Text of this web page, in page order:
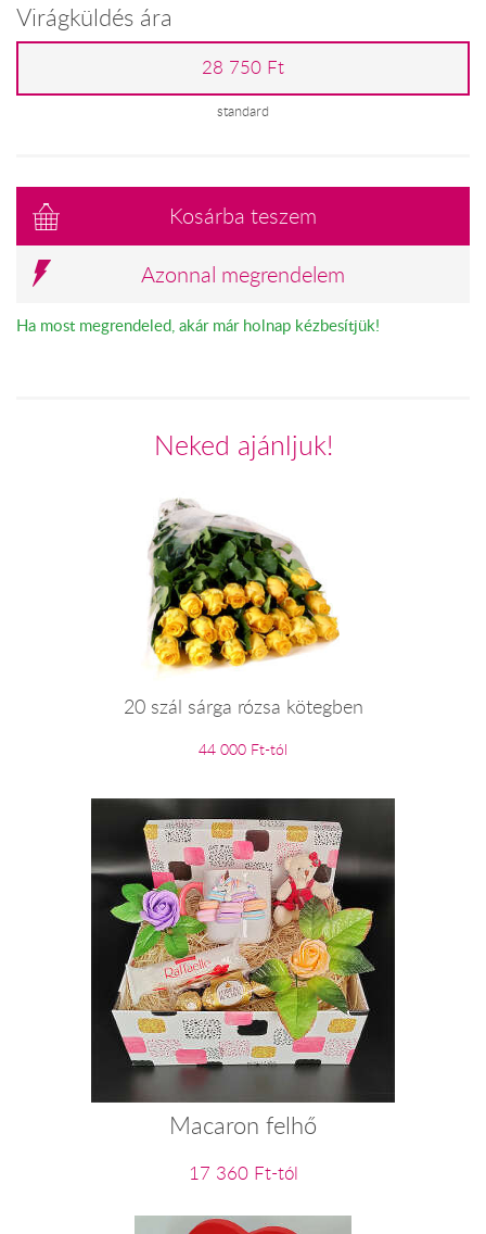
Virágküldés ára
28 750 Ft
standard
Kosárba teszem
Azonnal megrendelem
Ha most megrendeled, akár már holnap kézbesítjük!
Neked ajánljuk!
20 szál sárga rózsa kötegben
44 000 Ft-tól
Macaron felhő
17 360 Ft-tól